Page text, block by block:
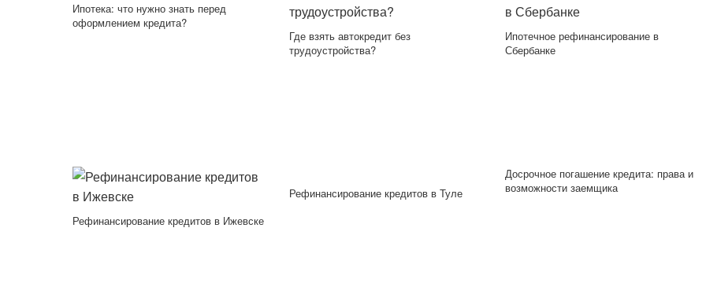
Ипотека: что нужно знать перед
оформлением кредита?
Где взять автокредит без
трудоустройства?
Ипотечное рефинансирование в
Сбербанке
Рефинансирование кредитов в Ижевске
Рефинансирование кредитов в Туле
Досрочное погашение кредита: права и
возможности заемщика